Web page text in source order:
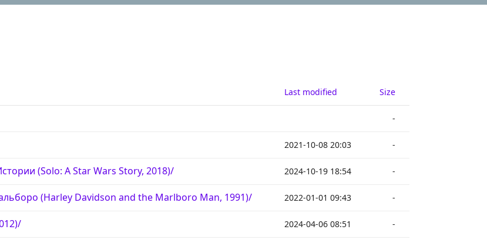
Last modified Size
-
2021-10-08 20:03 -
(Solo: A Star Wars Story, 2018)/ 2024-10-19 18:54 -
(Harley Davidson and the Marlboro Man, 1991)/ 2022-01-01 09:43 -
2024-04-06 08:51 -